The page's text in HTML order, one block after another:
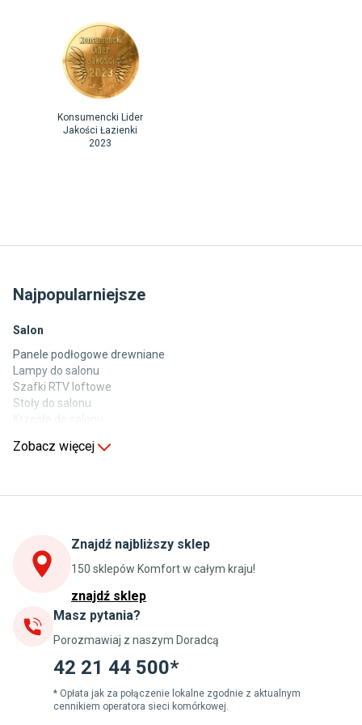
Konsumencki Lider
Jakości Łazienki
2023
Najpopularniejsze
Salon
Panele podłogowe drewniane
Lampy do salonu
Szafki RTV loftowe
Stoły do salonu
Stoły do kuchni
Szafki kuchenne wiszące (górne)
Szafki pod zlewozmywak
Blaty kuchenne laminowane
Jadalnia
Stoły do jadalni
Krzesła do jadalni
Dywany szare
Lampy w stylu loftowym
Lampy wiszące do jadalni
Zobacz więcej
Znajdź najbliższy sklep
150 sklepów Komfort w całym kraju!
znajdź sklep
Masz pytania?
Porozmawiaj z naszym Doradcą
42 21 44 500*
* Opłata jak za połączenie lokalne zgodnie z aktualnym
cennikiem operatora sieci komórkowej.